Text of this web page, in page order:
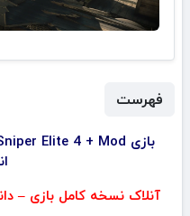
فهرست
آنلاک نسخه کامل بازی –